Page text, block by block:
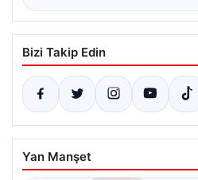
Bizi Takip Edin
Yan Manşet